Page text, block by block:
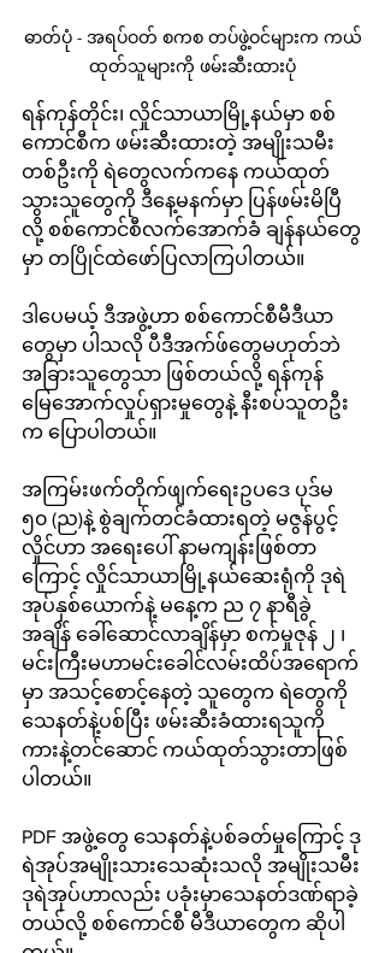
ဓာတ်ပုံ - အရပ်ဝတ် စကစ တပ်ဖွဲ့ဝင်များက ကယ်
ထုတ်သူများကို ဖမ်းဆီးထားပုံ
ရန်ကုန်တိုင်း၊ လှိုင်သာယာမြို့နယ်မှာ စစ်
ကောင်စီက ဖမ်းဆီးထားတဲ့ အမျိုးသမီး
တစ်ဦးကို ရဲတွေလက်ကနေ ကယ်ထုတ်
သွားသူတွေကို ဒီနေ့မနက်မှာ ပြန်ဖမ်းမိပြီ
လို့ စစ်ကောင်စီလက်အောက်ခံ ချန်နယ်တွေ
မှာ တပြိုင်ထဲဖော်ပြလာကြပါတယ်။
ဒါပေမယ့် ဒီအဖွဲ့ဟာ စစ်ကောင်စီမီဒီယာ
တွေမှာ ပါသလို ပီဒီအက်ဖ်တွေမဟုတ်ဘဲ
အခြားသူတွေသာ ဖြစ်တယ်လို့ ရန်ကုန်
မြေအောက်လှုပ်ရှားမှုတွေနဲ့ နီးစပ်သူတဦး
က ပြောပါတယ်။
အကြမ်းဖက်တိုက်ဖျက်ရေးဥပဒေ ပုဒ်မ
၅၀ (ည)နဲ့ စွဲချက်တင်ခံထားရတဲ့ မဇွန်ပွင့်
လှိုင်ဟာ အရေးပေါ် နာမကျန်းဖြစ်တာ
ကြောင့် လှိုင်သာယာမြို့နယ်ဆေးရုံကို ဒုရဲ
အုပ်နှစ်ယောက်နဲ့ မနေ့က ည ၇ နာရီခွဲ
အချိန် ခေါ်ဆောင်လာချိန်မှာ စက်မှုဇုန် ၂ ၊
မင်းကြီးမဟာမင်းခေါင်လမ်းထိပ်အရောက်
မှာ အသင့်စောင့်နေတဲ့ သူတွေက ရဲတွေကို
သေနတ်နဲ့ပစ်ပြီး ဖမ်းဆီးခံထားရသူကို
ကားနဲ့တင်ဆောင် ကယ်ထုတ်သွားတာဖြစ်
ပါတယ်။
PDF အဖွဲ့တွေ သေနတ်နဲ့ပစ်ခတ်မှုကြောင့် ဒု
ရဲအုပ်အမျိုးသားသေဆုံးသလို အမျိုးသမီး
ဒုရဲအုပ်ဟာလည်း ပခုံးမှာသေနတ်ဒဏ်ရာခဲ့
တယ်လို့ စစ်ကောင်စီ မီဒီယာတွေက ဆိုပါ